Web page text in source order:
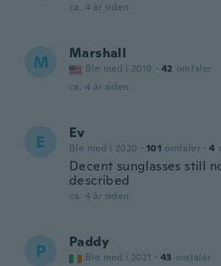
ca. 4 år siden
M Marshall
Ble med i 2019 · 42 omtaler
ca. 4 år siden
E Ev
Ble med i 2020 · 101 omtaler · 4
Decent sunglasses still
described
ca. 4 år siden
P Paddy
Ble med i 2021 · 43 omtaler